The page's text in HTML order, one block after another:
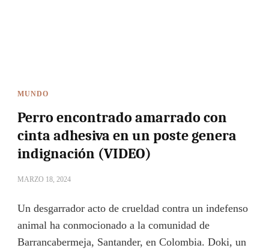
MUNDO
Perro encontrado amarrado con
cinta adhesiva en un poste genera
indignación (VIDEO)
MARZO 18, 2024
Un desgarrador acto de crueldad contra un indefenso
animal ha conmocionado a la comunidad de
Barrancabermeja, Santander, en Colombia. Doki, un